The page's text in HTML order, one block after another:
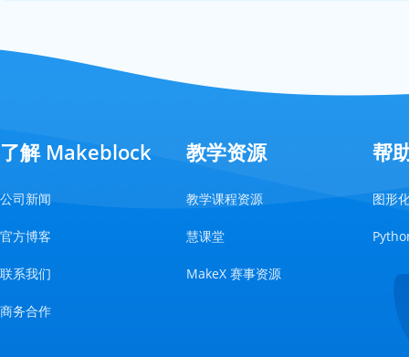
了解 Makeblock
公司新闻
官方博客
联系我们
商务合作
教学资源
教学课程资源
慧课堂
MakeX 赛事资源
帮
图形